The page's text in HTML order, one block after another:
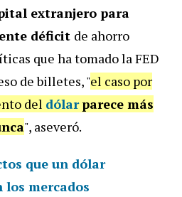
extranjero para
déficit de ahorro
que ha tomado la FED
de billetes, "el caso por
del dólarparece más
", aseveró.
que un dólar
los mercados